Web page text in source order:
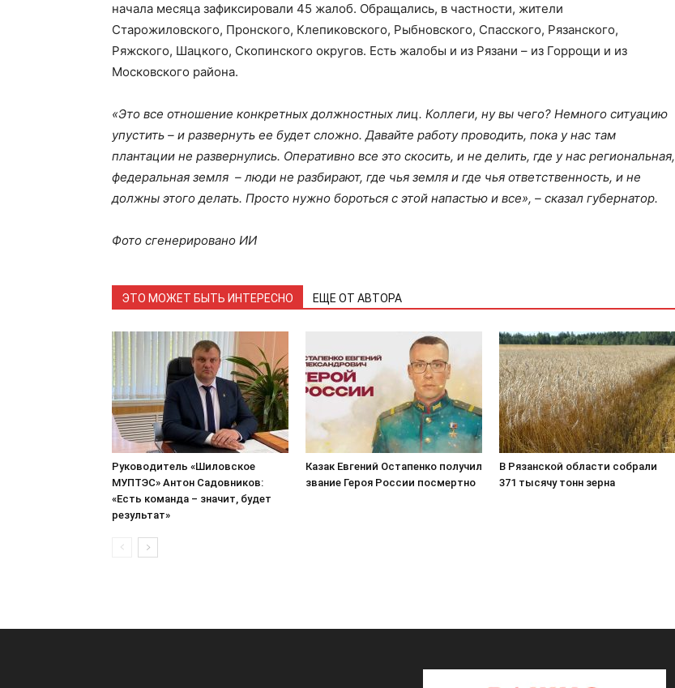
начала месяца зафиксировали 45 жалоб. Обращались, в частности, жители
Старожиловского, Пронского, Клепиковского, Рыбновского, Спасского, Рязанского,
Ряжского, Шацкого, Скопинского округов. Есть жалобы и из Рязани – из Горрощи и из
Московского района.
«Это все отношение конкретных должностных лиц. Коллеги, ну вы чего? Немного ситуацию
упустить – и развернуть ее будет сложно. Давайте работу проводить, пока у нас там
плантации не развернулись. Оперативно все это скосить, и не делить, где у нас региональная,
федеральная земля – люди не разбирают, где чья земля и где чья ответственность, и не
должны этого делать. Просто нужно бороться с этой напастью и все», – сказал губернатор.
Фото сгенерировано ИИ
ЭТО МОЖЕТ БЫТЬ ИНТЕРЕСНО ЕЩЕ ОТ АВТОРА
Руководитель «Шиловское
МУПТЭС» Антон Садовников:
«Есть команда – значит, будет
результат»
Казак Евгений Остапенко получил
звание Героя России посмертно
В Рязанской области собрали
371 тысячу тонн зерна